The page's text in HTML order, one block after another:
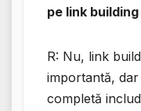
pe link
R: Nu, link
importantă,
completă